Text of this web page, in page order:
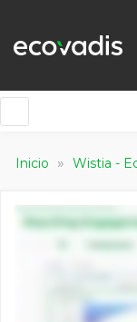
Inicio » Wistia -